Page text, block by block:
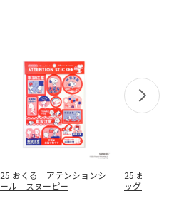
25 おくる アテンションシ
ール スヌーピー
25 おくる
ッグ スヌ